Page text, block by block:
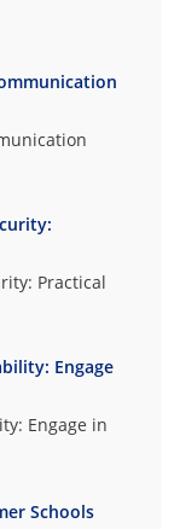
Practical
Engage
Engage in
Schools